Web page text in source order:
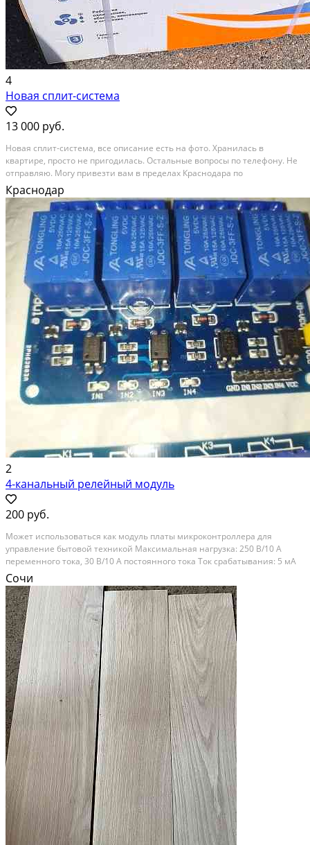
4
Новая сплит-система
13 000 руб.
Новая сплит-система, все описание есть на фото. Хранилась в
квартире, просто не пригодилась. Остальные вопросы по телефону. Не
отправляю. Могу привезти вам в пределах Краснодара по
договоренности. торг
Краснодар
2
4-канальный релейный модуль
200 руб.
Может использоваться как модуль платы микроконтроллера для
управление бытовой техникой Максимальная нагрузка: 250 В/10 А
переменного тока, 30 В/10 А постоянного тока Ток срабатывания: 5 мА
Рабочее напряжение: 5 В Четыре отверстия для крепежных болтов
диаметром 3, 1 мм DC +: положительный источник...
Сочи